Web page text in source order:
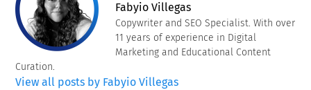
Fabyio Villegas
Copywriter and SEO Specialist. With over
11 years of experience in Digital
Marketing and Educational Content
Curation.
View all posts by Fabyio Villegas